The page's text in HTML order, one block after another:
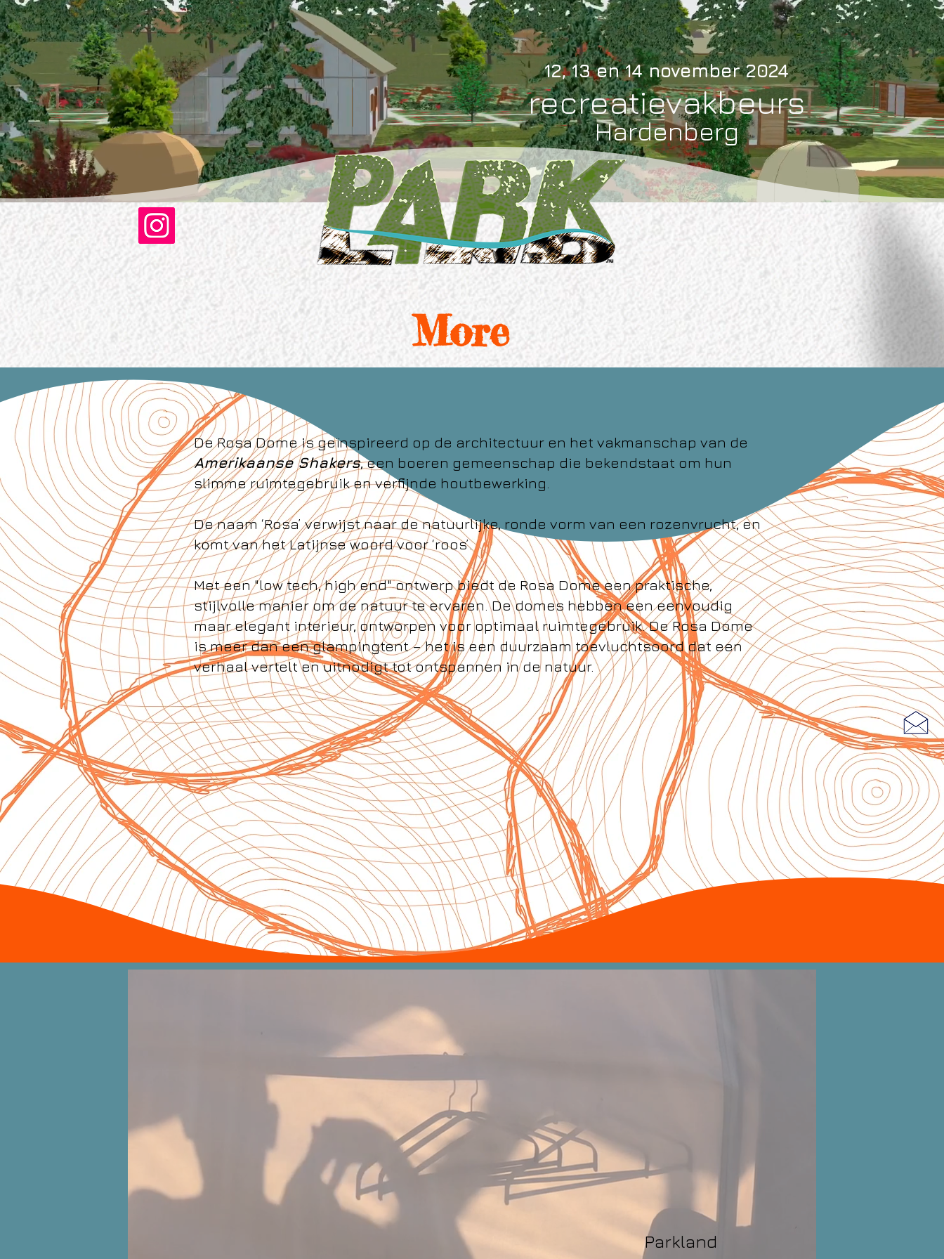
12, 13 en 14 november 2024
recreatievakbeurs
Hardenberg
More
De Rosa Dome is geïnspireerd op de architectuur en het vakmanschap van de
Amerikaanse Shakers, een boeren gemeenschap die bekendstaat om hun
slimme ruimtegebruik en verfijnde houtbewerking.
De naam ‘Rosa’ verwijst naar de natuurlijke, ronde vorm van een rozenvrucht, en
komt van het Latijnse woord voor ‘roos’.
Met een "low tech, high end" ontwerp biedt de Rosa Dome een praktische,
stijlvolle manier om de natuur te ervaren. De domes hebben een eenvoudig
maar elegant interieur, ontworpen voor optimaal ruimtegebruik. De Rosa Dome
is meer dan een glampingtent – het is een duurzaam toevluchtsoord dat een
verhaal vertelt en uitnodigt tot ontspannen in de natuur.
Parkland